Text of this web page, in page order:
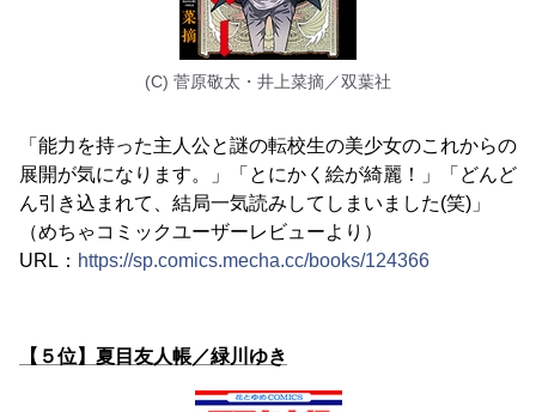
(C) 菅原敬太・井上菜摘／双葉社
「能力を持った主人公と謎の転校生の美少女のこれからの
展開が気になります。」「とにかく絵が綺麗！」「どんど
ん引き込まれて、結局一気読みしてしまいました(笑)」
（めちゃコミックユーザーレビューより）
URL： https://sp.comics.mecha.cc/books/124366
【５位】夏目友人帳／緑川ゆき